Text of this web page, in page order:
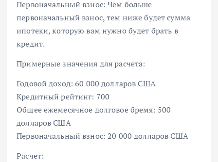
Первоначальный взнос: Чем больше
первоначальный взнос, тем ниже будет сумма
ипотеки, которую вам нужно будет брать в
кредит.
Примерные значения для расчета:
Годовой доход: 60 000 долларов США
Кредитный рейтинг: 700
Общее ежемесячное долговое бремя: 500
долларов США
Первоначальный взнос: 20 000 долларов США
Расчет: